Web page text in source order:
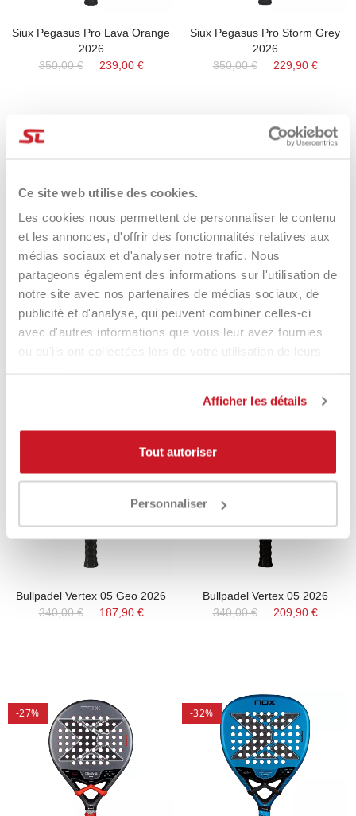
Ce site web utilise des cookies.
Les cookies nous permettent de personnaliser le contenu
et les annonces, d'offrir des fonctionnalités relatives aux
médias sociaux et d'analyser notre trafic. Nous
partageons également des informations sur l'utilisation de
notre site avec nos partenaires de médias sociaux, de
publicité et d'analyse, qui peuvent combiner celles-ci
avec d'autres informations que vous leur avez fournies
ou qu'ils ont collectées lors de votre utilisation de leurs
Afficher les détails
Tout autoriser
Personnaliser
Siux Pegasus Pro Lava Orange
2026
350,00 €
239,00 €
Siux Pegasus Pro Storm Grey
2026
350,00 €
229,90 €
Bullpadel Elite W Rome 2026
340,00 €
215,90 €
Bullpadel Vertex 05 Hybrid
2026
340,00 €
-45%
Bullpadel Vertex 05 Geo 2026
340,00 €
187,90 €
-39%
Bullpadel Vertex 05 2026
340,00 €
209,90 €
-27% -32%